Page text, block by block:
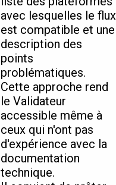
avec lesquelles le flux
est compatible et une
description des
points
problématiques.
Cette approche rend
le Validateur
accessible même à
ceux qui n'ont pas
d'expérience avec la
documentation
technique.